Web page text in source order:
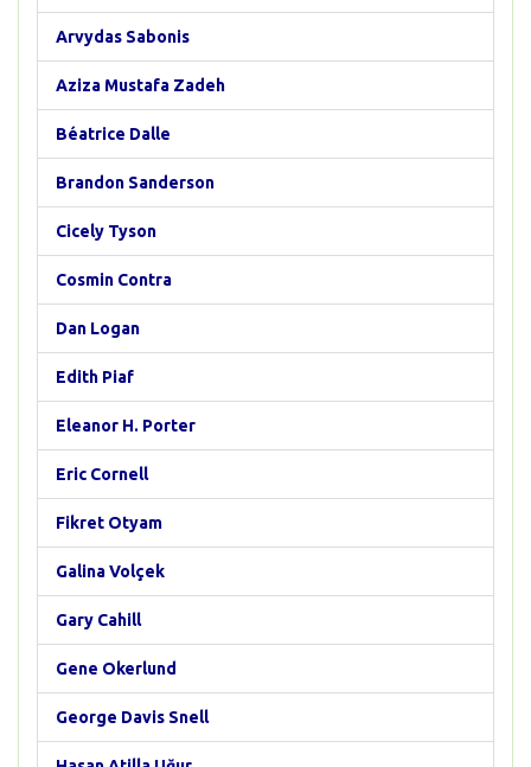
Arvydas Sabonis
Aziza Mustafa Zadeh
Béatrice Dalle
Brandon Sanderson
Cicely Tyson
Cosmin Contra
Dan Logan
Edith Piaf
Eleanor H. Porter
Eric Cornell
Fikret Otyam
Galina Volçek
Gary Cahill
Gene Okerlund
George Davis Snell